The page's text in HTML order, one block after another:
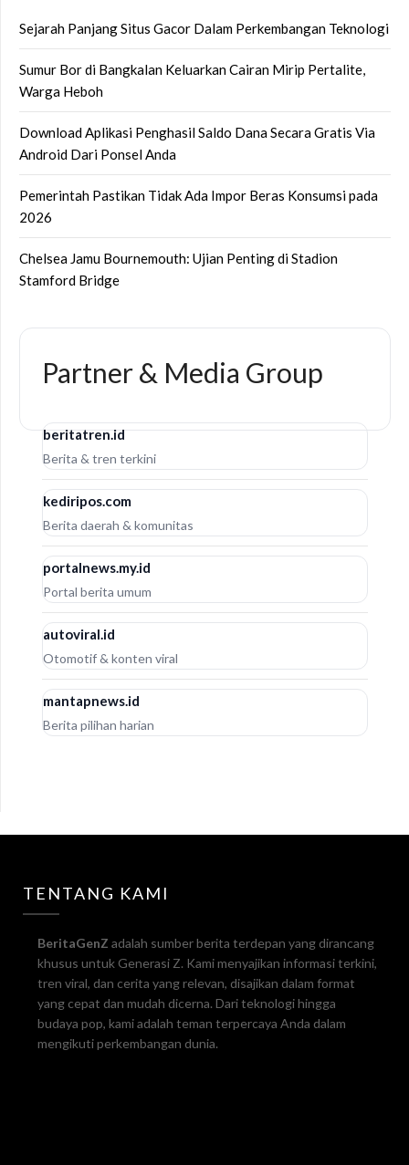
Sejarah Panjang Situs Gacor Dalam Perkembangan Teknologi
Sumur Bor di Bangkalan Keluarkan Cairan Mirip Pertalite,
Warga Heboh
Download Aplikasi Penghasil Saldo Dana Secara Gratis Via
Android Dari Ponsel Anda
Pemerintah Pastikan Tidak Ada Impor Beras Konsumsi pada
2026
Chelsea Jamu Bournemouth: Ujian Penting di Stadion
Stamford Bridge
Partner & Media Group
beritatren.id
Berita & tren terkini
kediripos.com
Berita daerah & komunitas
portalnews.my.id
Portal berita umum
autoviral.id
Otomotif & konten viral
mantapnews.id
Berita pilihan harian
TENTANG KAMI
BeritaGenZ adalah sumber berita terdepan yang dirancang
khusus untuk Generasi Z. Kami menyajikan informasi terkini,
tren viral, dan cerita yang relevan, disajikan dalam format
yang cepat dan mudah dicerna. Dari teknologi hingga
budaya pop, kami adalah teman terpercaya Anda dalam
mengikuti perkembangan dunia.